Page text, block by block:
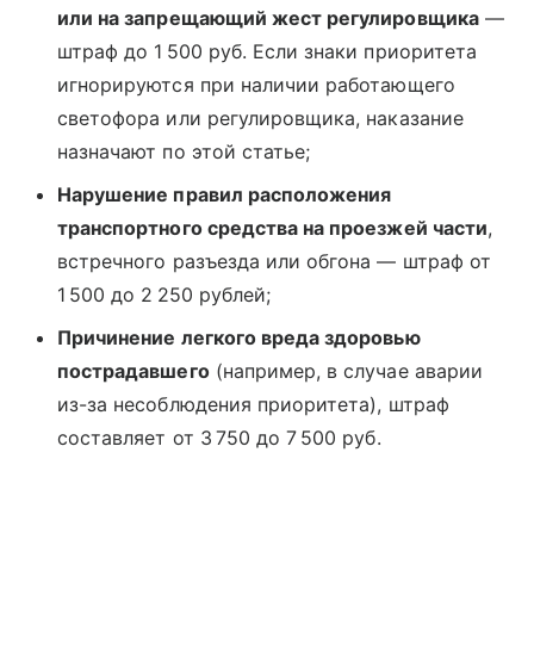
или на запрещающий жест регулировщика—
штраф до 1 500 руб. Если знаки приоритета
игнорируются при наличии работающего
светофора или регулировщика, наказание
назначают по этой статье;
Нарушение правил расположения
транспортного средства на проезжей части,
встречного разъезда или обгона — штраф от
1 500 до 2 250 рублей;
Причинение легкого вреда здоровью
пострадавшего(например, в случае аварии
из-за несоблюдения приоритета), штраф
составляет от 3 750 до 7 500 руб.